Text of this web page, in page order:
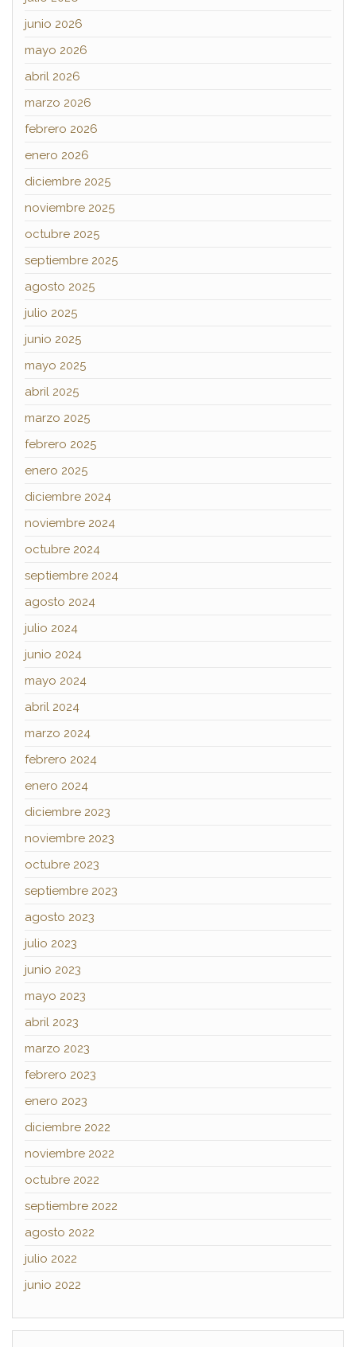
junio 2026
mayo 2026
abril 2026
marzo 2026
febrero 2026
enero 2026
diciembre 2025
noviembre 2025
octubre 2025
septiembre 2025
agosto 2025
julio 2025
junio 2025
mayo 2025
abril 2025
marzo 2025
febrero 2025
enero 2025
diciembre 2024
noviembre 2024
octubre 2024
septiembre 2024
agosto 2024
julio 2024
junio 2024
mayo 2024
abril 2024
marzo 2024
febrero 2024
enero 2024
diciembre 2023
noviembre 2023
octubre 2023
septiembre 2023
agosto 2023
julio 2023
junio 2023
mayo 2023
abril 2023
marzo 2023
febrero 2023
enero 2023
diciembre 2022
noviembre 2022
octubre 2022
septiembre 2022
agosto 2022
julio 2022
junio 2022